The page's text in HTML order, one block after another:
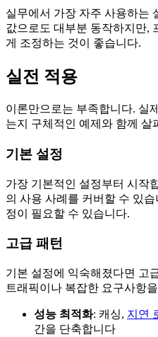
실무에서 가장 자주 사용하는
값으로도 대부분 동작하지만,
게 조정하는 것이 좋습니다.
실전 적용
이론만으로는 부족합니다. 실
는지 구체적인 예제와 함께 살
기본 설정
가장 기본적인 설정부터 시작
의 사용 사례를 커버할 수 있
정이 필요할 수 있습니다.
고급 패턴
기본 설정에 익숙해졌다면 고
트래픽이나 복잡한 요구사항
성능 최적화: 캐싱, 지연
간을 단축합니다